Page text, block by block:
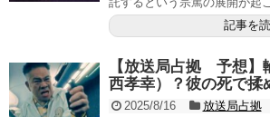
記事を
【放送局占拠 予想】
西孝幸）？彼の死で揉
2025/8/16
放送局占拠